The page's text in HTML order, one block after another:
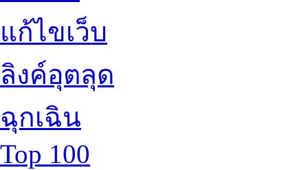
แก้ไขเว็บ
ลิงค์อุตลุด
ฉุกเฉิน
Top 100